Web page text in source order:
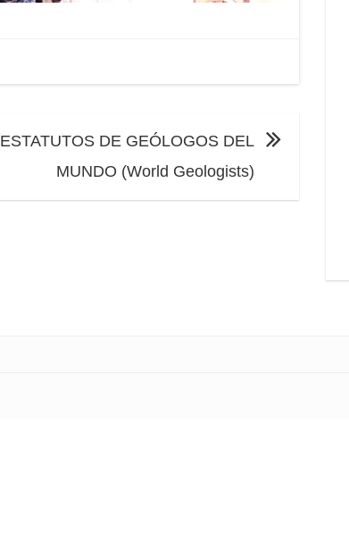
ESTATUTOS DE GEÓLOGOS DEL
MUNDO (World Geologists)